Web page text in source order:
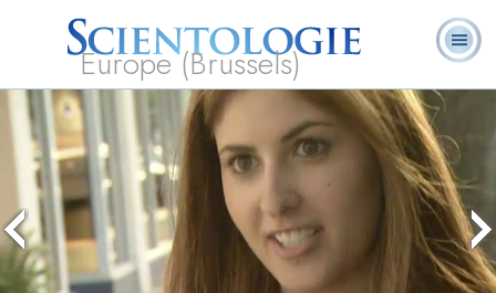
Europe (Brussels)
À
notre
sujet
L. Ron Hubbard
Qu’est-ce que la
Scientologie ?
Ministres
volontaires
Foire aux
questions